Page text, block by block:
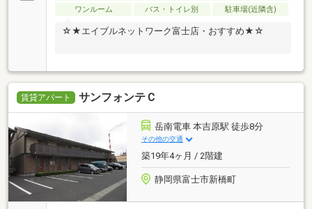
ワンルーム
バス・トイレ別 駐車場(近隣含)
☆★エイブルネットワーク富士店・おすすめ★☆
賃貸アパート サンフォンテＣ
岳南電車 本吉原駅 徒歩8分
その他の交通
築19年4ヶ月 / 2階建
静岡県富士市新橋町